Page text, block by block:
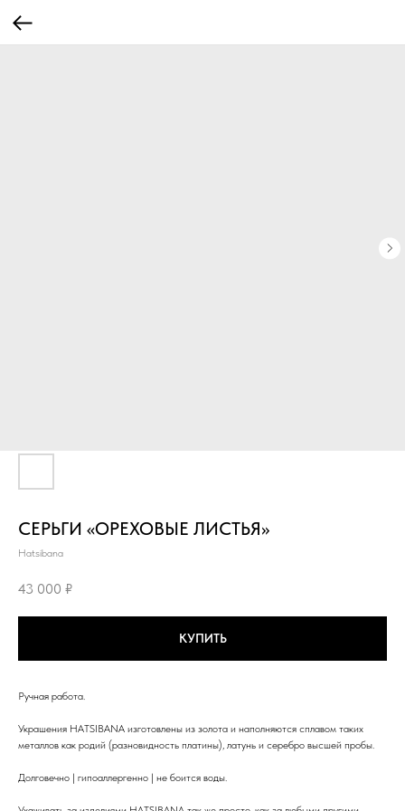
СЕРЬГИ «ОРЕХОВЫЕ ЛИСТЬЯ»
Hatsibana
43 000 ₽
КУПИТЬ
Ручная работа.
Украшения HATSIBANA изготовлены из золота и наполняются сплавом таких
металлов как родий (разновидность платины), латунь и серебро высшей пробы.
Долговечно | гипоаллергенно | не боится воды.